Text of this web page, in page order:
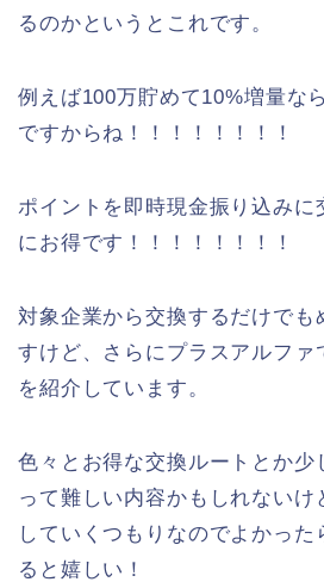
るのかというとこれです。
例えば100万貯めて10%増量な
ですからね！！！！！！！！
ポイントを即時現金振り込みに
にお得です！！！！！！！！
対象企業から交換するだけでも
すけど、さらにプラスアルファ
を紹介しています。
色々とお得な交換ルートとか少
って難しい内容かもしれないけ
していくつもりなのでよかった
ると嬉しい！